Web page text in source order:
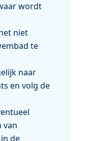
wordt
niet
te
naar
en volg de
van
de